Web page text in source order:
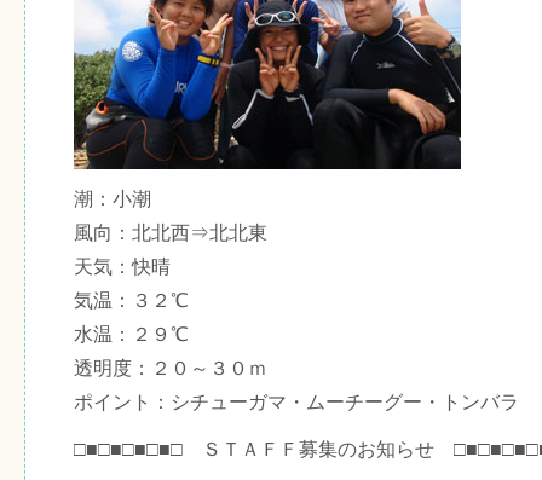
潮：小潮
風向：北北西⇒北北東
天気：快晴
気温：３２℃
水温：２９℃
透明度：２０～３０ｍ
ポイント：シチューガマ・ムーチーグー・トンバラ
□■□■□■□■□ ＳＴＡＦＦ募集のお知らせ